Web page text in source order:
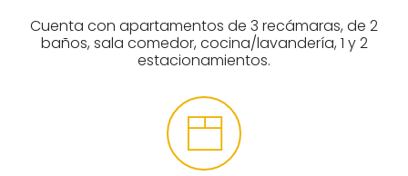
Cuenta con apartamentos de 3 recámaras, de 2
baños, sala comedor, cocina/lavandería, 1 y 2
estacionamientos.